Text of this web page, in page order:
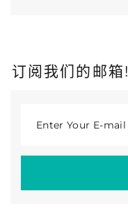
订阅我们的邮箱!
Enter Your E-mail